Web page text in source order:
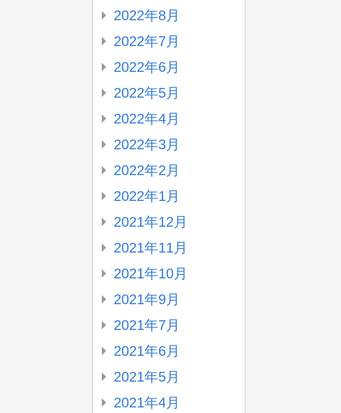
2022年8月
2022年7月
2022年6月
2022年5月
2022年4月
2022年3月
2022年2月
2022年1月
2021年12月
2021年11月
2021年10月
2021年9月
2021年7月
2021年6月
2021年5月
2021年4月